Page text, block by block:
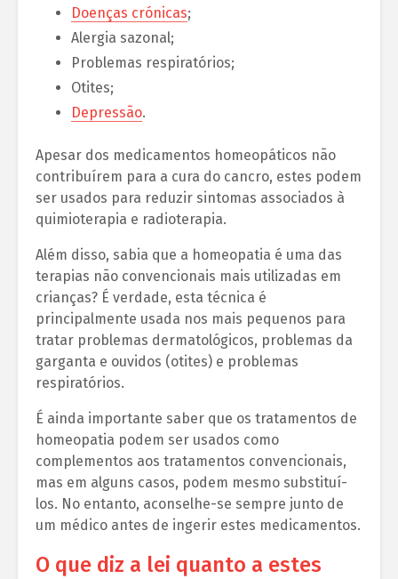
Doenças crónicas;
Alergia sazonal;
Problemas respiratórios;
Otites;
Depressão.
Apesar dos medicamentos homeopáticos não
contribuírem para a cura do cancro, estes podem
ser usados para reduzir sintomas associados à
quimioterapia e radioterapia.
Além disso, sabia que a homeopatia é uma das
terapias não convencionais mais utilizadas em
crianças? É verdade, esta técnica é
principalmente usada nos mais pequenos para
tratar problemas dermatológicos, problemas da
garganta e ouvidos (otites) e problemas
respiratórios.
É ainda importante saber que os tratamentos de
homeopatia podem ser usados como
complementos aos tratamentos convencionais,
mas em alguns casos, podem mesmo substituí-
los. No entanto, aconselhe-se sempre junto de
um médico antes de ingerir estes medicamentos.
O que diz a lei quanto a estes